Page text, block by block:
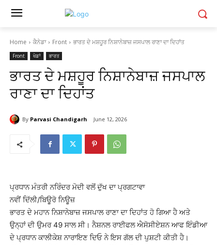
Home ਕੈਨੇਡਾ Front ਭਾਰਤ ਦੇ ਮਸ਼ਹੂਰ ਨਿਸ਼ਾਨੇਬਾਜ਼ ਜਸਪਾਲ ਰਾਣਾ ਦਾ ਦਿਹਾਂਤ
Front ਖੇਡਾਂ ਭਾਰਤ
ਭਾਰਤ ਦੇ ਮਸ਼ਹੂਰ ਨਿਸ਼ਾਨੇਬਾਜ਼ ਜਸਪਾਲ
ਰਾਣਾ ਦਾ ਦਿਹਾਂਤ
By Parvasi Chandigarh June 12, 2026
ਪ੍ਰਧਾਨ ਮੰਤਰੀ ਨਰਿੰਦਰ ਮੋਦੀ ਵਲੋਂ ਦੁੱਖ ਦਾ ਪ੍ਰਗਟਾਵਾ
ਨਵੀਂ ਦਿੱਲੀ/ਬਿਊਰੋ ਨਿਊਜ਼
ਭਾਰਤ ਦੇ ਮਹਾਨ ਨਿਸ਼ਾਨੇਬਾਜ਼ ਜਸਪਾਲ ਰਾਣਾ ਦਾ ਦਿਹਾਂਤ ਹੋ ਗਿਆ ਹੈ ਅਤੇ
ਉਨ੍ਹਾਂ ਦੀ ਉਮਰ 49 ਸਾਲ ਸੀ। ਨੈਸ਼ਨਲ ਰਾਈਫਲ ਐਸੋਸੀਏਸ਼ਨ ਆਫ ਇੰਡੀਆ
ਦੇ ਪ੍ਰਧਾਨ ਕਾਲੀਕੇਸ਼ ਨਾਰਾਇਣ ਦਿਓ ਨੇ ਇਸ ਗੱਲ ਦੀ ਪੁਸ਼ਟੀ ਕੀਤੀ ਹੈ।